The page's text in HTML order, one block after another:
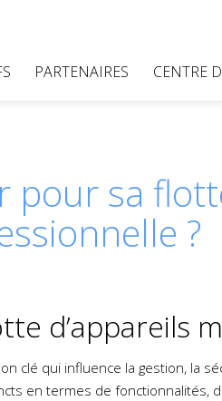
PARTENAIRES CENTRE
sa
?
d’appareils
clé qui influence la gestion, la
en termes de fonctionnalités,